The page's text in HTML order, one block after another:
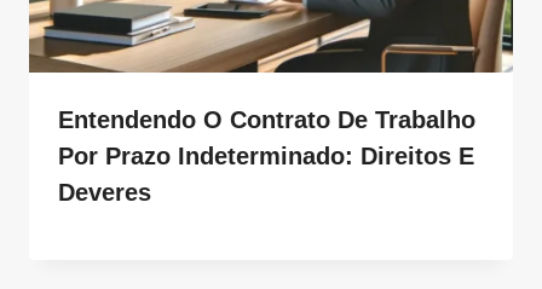
Entendendo O Contrato De Trabalho
Por Prazo Indeterminado: Direitos E
Deveres